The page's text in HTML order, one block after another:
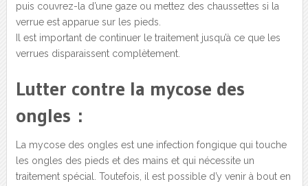
puis couvrez-la d’une gaze ou mettez des chaussettes si la
verrue est apparue sur les pieds.
Il est important de continuer le traitement jusqu’à ce que les
verrues disparaissent complètement.
Lutter contre la mycose des
ongles :
La mycose des ongles est une infection fongique qui touche
les ongles des pieds et des mains et qui nécessite un
traitement spécial. Toutefois, il est possible d’y venir à bout en